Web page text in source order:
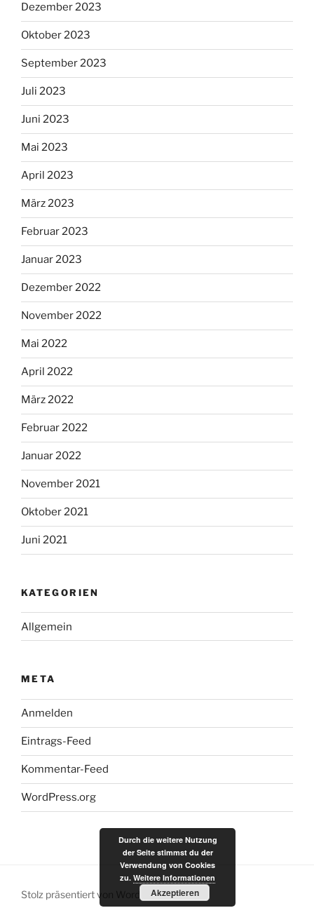
Dezember 2023
Oktober 2023
September 2023
Juli 2023
Juni 2023
Mai 2023
April 2023
März 2023
Februar 2023
Januar 2023
Dezember 2022
November 2022
Mai 2022
April 2022
März 2022
Februar 2022
Januar 2022
November 2021
Oktober 2021
Juni 2021
KATEGORIEN
Allgemein
META
Anmelden
Eintrags-Feed
Kommentar-Feed
WordPress.org
Stolz präsentiert von WordPress
Durch die weitere Nutzung
der Seite stimmst du der
Verwendung von Cookies
zu. Weitere Informationen
Akzeptieren